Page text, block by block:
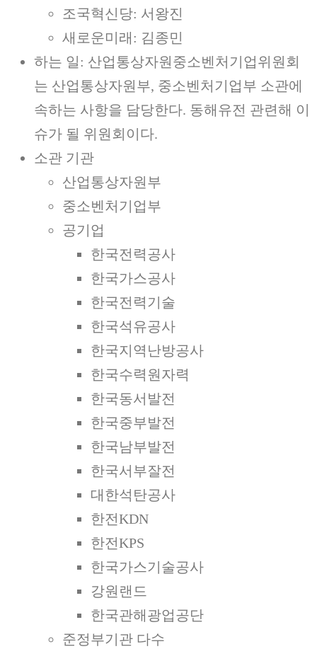
조국혁신당: 서왕진
새로운미래: 김종민
하는 일: 산업통상자원중소벤처기업위원회
는 산업통상자원부, 중소벤처기업부 소관에
속하는 사항을 담당한다. 동해유전 관련해 이
슈가 될 위원회이다.
소관 기관
산업통상자원부
중소벤처기업부
공기업
한국전력공사
한국가스공사
한국전력기술
한국석유공사
한국지역난방공사
한국수력원자력
한국동서발전
한국중부발전
한국남부발전
한국서부잘전
대한석탄공사
한전KDN
한전KPS
한국가스기술공사
강원랜드
한국관해광업공단
준정부기관 다수